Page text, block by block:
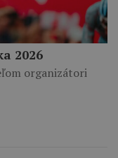
2026
organizátori